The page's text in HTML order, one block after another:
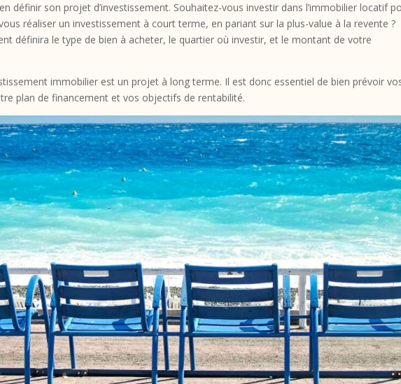
définir son projet d’investissement. Souhaitez-vous investir dans l’immobilier locatif
réaliser un investissement à court terme, en pariant sur la plus-value à la revente ?
définira le type de bien à acheter, le quartier où investir, et le montant de votre
immobilier est un projet à long terme. Il est donc essentiel de bien prévoir
plan de financement et vos objectifs de rentabilité.